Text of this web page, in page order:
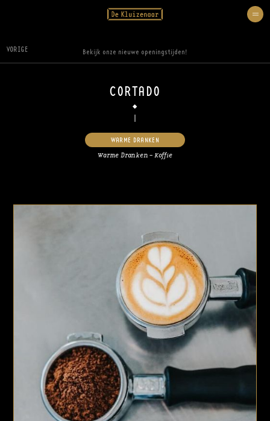
Bekijk onze nieuwe openingstijden!
VORIGE
CORTADO
WARME DRANKEN
Warme Dranken – Koffie